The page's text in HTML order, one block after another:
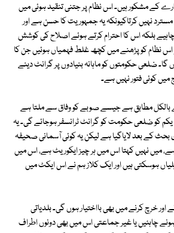
کے مشکور ہیں۔ اس نظام پر جتنی تنقید ہوئی میں
مسترد نہیں کرتاکیونکہ یہ جمہوریت کا حسن ہے اور
بلکہ اس کا احترام کرتے ہوئے اصلاح کی کوشش
نظام کو پڑھنے میں کچھ غلط فہمیاں ہوئیں جن کا
ضلعی حکومتوں کو ماہانہ بنیادوں پر گرانٹ دینے
کوئی فتور نہیں ہے۔
بالکل مطابق ہے جیسے صوبے کو وفاق سے ملتا ہے
کو ضلعی حکومت کو گرانٹ ٹرانسفر ہوجائے گی۔ یہ
کے بعد لایاگیا ہے لیکن یہ کوئی آسمانی صحیفہ
میں نہیں کہتا اس میں ہر چیز ایکوریٹ ہے، اس میں
ہوسکتی ہیں اور ایک کلاز ہم نے اس ایکٹ میں
خرچ کرنے میں بھی بااختیار ہوں گی۔ بلدیاتی
چاہئیں یا غیر جماعتی اس میں بھی دونوں اطراف